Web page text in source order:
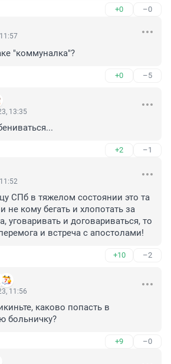
+0 –0
"коммуналка"?
+0 –5
13:35
+2 –1
СПб в тяжелом состоянии это та
не кому бегать и хлопотать за
уговаривать и договариваться, то
и встреча с апостолами!
+10 –2
11:56
каково попасть в
больничку?
+9 –0